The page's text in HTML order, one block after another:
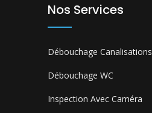
Nos Services
Débouchage Canalisations
Débouchage WC
Inspection Avec Caméra